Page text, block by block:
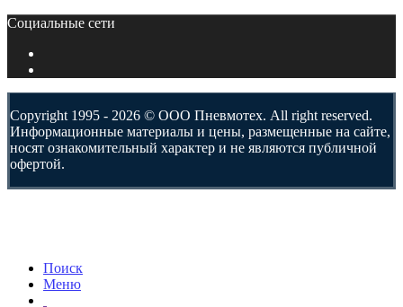
Социальные сети
Copyright 1995 - 2026 © ООО Пневмотех. All right reserved.
Информационные материалы и цены, размещенные на сайте,
носят ознакомительный характер и не являются публичной
офертой.
Поиск
Меню